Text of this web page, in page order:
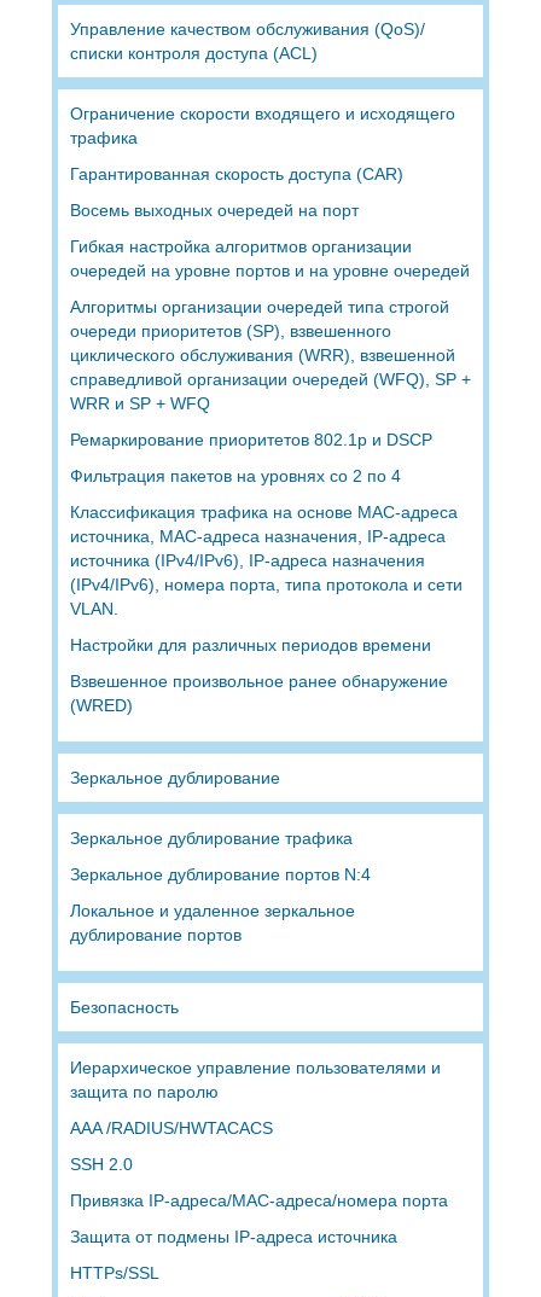
Управление качеством обслуживания (QoS)/
списки контроля доступа (ACL)
Ограничение скорости входящего и исходящего
трафика
Гарантированная скорость доступа (CAR)
Восемь выходных очередей на порт
Гибкая настройка алгоритмов организации
очередей на уровне портов и на уровне очередей
Алгоритмы организации очередей типа строгой
очереди приоритетов (SP), взвешенного
циклического обслуживания (WRR), взвешенной
справедливой организации очередей (WFQ), SP +
WRR и SP + WFQ
Ремаркирование приоритетов 802.1p и DSCP
Фильтрация пакетов на уровнях со 2 по 4
Классификация трафика на основе MAC-адреса
источника, MAC-адреса назначения, IP-адреса
источника (IPv4/IPv6), IP-адреса назначения
(IPv4/IPv6), номера порта, типа протокола и сети
VLAN.
Настройки для различных периодов времени
Взвешенное произвольное ранее обнаружение
(WRED)
Зеркальное дублирование
Зеркальное дублирование трафика
Зеркальное дублирование портов N:4
Локальное и удаленное зеркальное
дублирование портов
Безопасность
Иерархическое управление пользователями и
защита по паролю
AAA /RADIUS/HWTACACS
SSH 2.0
Привязка IP-адреса/MAC-адреса/номера порта
Защита от подмены IP-адреса источника
HTTPs/SSL